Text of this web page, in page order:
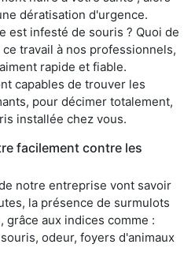
dératisation d'urgence.
est infesté de souris ? Quoi de
travail à nos professionnels,
rapide et fiable.
capables de trouver les
pour décimer totalement,
installée chez vous.
facilement contre les
notre entreprise vont savoir
la présence de surmulots
aux indices comme :
odeur, foyers d'animaux